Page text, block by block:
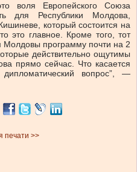
воля Европейского Союза
для Республики Молдова,
который состоится на
это главное. Кроме того, тот
Молдовы программу почти на 2
действительно ощутимы
прямо сейчас. Что касается
вопрос”, —
печати >>